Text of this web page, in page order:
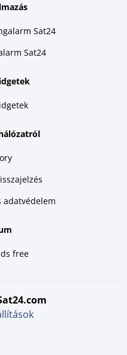
Sat24
Sat24
adatvédelem
free
sat24.com